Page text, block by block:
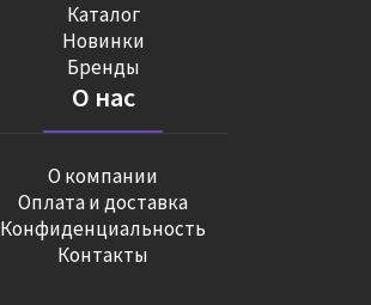
Каталог
Новинки
Бренды
О нас
О компании
Оплата и доставка
Конфиденциальность
Контакты